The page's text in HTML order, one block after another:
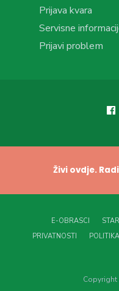
Prijava kvara
Servisne
Prijavi problem
Živi ovdje.
E-OBRASCI
PRIVATNOSTI